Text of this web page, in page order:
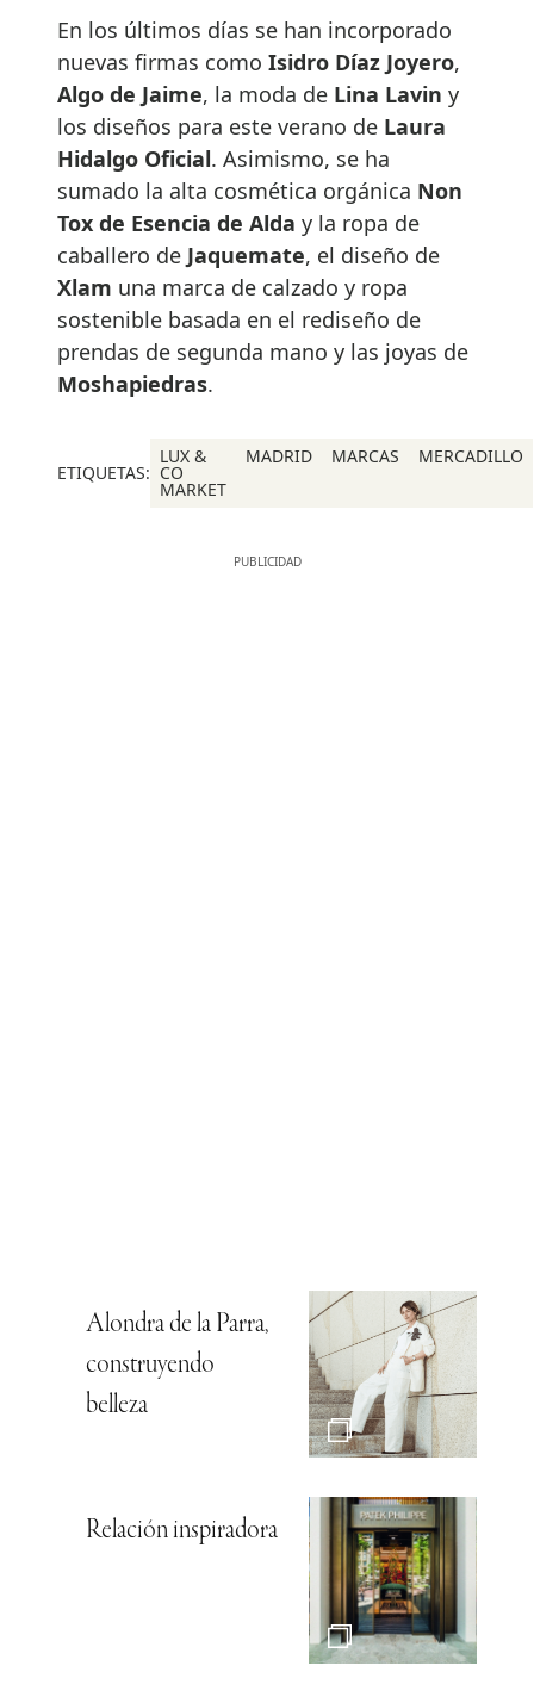
En los últimos días se han incorporado
nuevas firmas como Isidro Díaz Joyero,
Algo de Jaime, la moda de Lina Lavin y
los diseños para este verano de Laura
Hidalgo Oficial. Asimismo, se ha
sumado la alta cosmética orgánica Non
Tox de Esencia de Alda y la ropa de
caballero de Jaquemate, el diseño de
Xlam una marca de calzado y ropa
sostenible basada en el rediseño de
prendas de segunda mano y las joyas de
Moshapiedras.
ETIQUETAS:
LUX &
CO
MARKET
MADRID MARCAS MERCADILLO
Alondra de la Parra,
construyendo
belleza
Relación inspiradora